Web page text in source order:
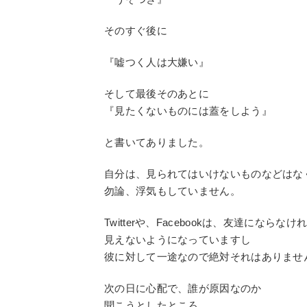
そのすぐ後に
『嘘つく人は大嫌い』
そして最後そのあとに
『見たくないものには蓋をしよう』
と書いてありました。
自分は、見られてはいけないものなどはな
勿論、浮気もしていません。
Twitterや、Facebookは、友達にならなけ
見えないようになっていますし
彼に対して一途なので絶対それはありませ
次の日に心配で、誰が原因なのか